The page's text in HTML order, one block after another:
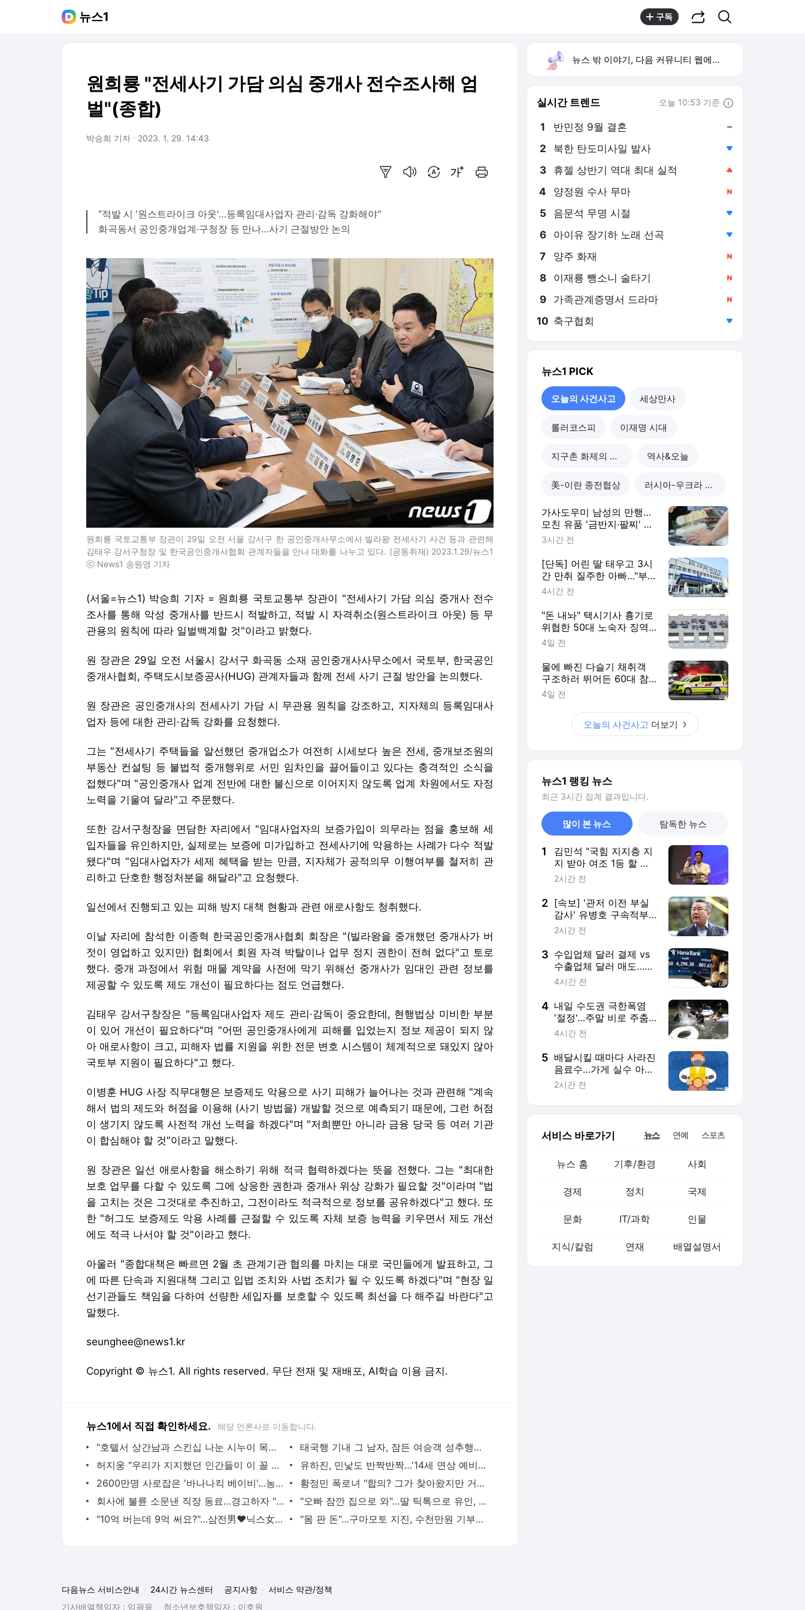
뉴스1 구독
원희룡 "전세사기 가담 의심 중개사 전수조사해 엄
벌"(종합)
박승희 기자 2023. 1. 29. 14:43
"적발 시 '원스트라이크 아웃'…등록임대사업자 관리·감독 강화해야"
화곡동서 공인중개업계·구청장 등 만나…사기 근절방안 논의
원희룡 국토교통부 장관이 29일 오전 서울 강서구 한 공인중개사무소에서 빌라왕 전세사기 사건 등과 관련해
김태우 강서구청장 및 한국공인중개사협회 관계자들을 만나 대화를 나누고 있다. (공동취재) 2023.1.29/뉴스1
ⓒ News1 송원영 기자
(서울=뉴스1) 박승희 기자 = 원희룡 국토교통부 장관이 "전세사기 가담 의심 중개사 전수
조사를 통해 악성 중개사를 반드시 적발하고, 적발 시 자격취소(원스트라이크 아웃) 등 무
관용의 원칙에 따라 일벌백계할 것"이라고 밝혔다.
원 장관은 29일 오전 서울시 강서구 화곡동 소재 공인중개사사무소에서 국토부, 한국공인
중개사협회, 주택도시보증공사(HUG) 관계자들과 함께 전세 사기 근절 방안을 논의했다.
원 장관은 공인중개사의 전세사기 가담 시 무관용 원칙을 강조하고, 지자체의 등록임대사
업자 등에 대한 관리·감독 강화를 요청했다.
그는 "전세사기 주택들을 알선했던 중개업소가 여전히 시세보다 높은 전세, 중개보조원의
부동산 컨설팅 등 불법적 중개행위로 서민 임차인을 끌어들이고 있다는 충격적인 소식을
접했다"며 "공인중개사 업계 전반에 대한 불신으로 이어지지 않도록 업계 차원에서도 자정
노력을 기울여 달라"고 주문했다.
또한 강서구청장을 면담한 자리에서 "임대사업자의 보증가입이 의무라는 점을 홍보해 세
입자들을 유인하지만, 실제로는 보증에 미가입하고 전세사기에 악용하는 사례가 다수 적발
됐다"며 "임대사업자가 세제 혜택을 받는 만큼, 지자체가 공적의무 이행여부를 철저히 관
리하고 단호한 행정처분을 해달라"고 요청했다.
일선에서 진행되고 있는 피해 방지 대책 현황과 관련 애로사항도 청취했다.
이날 자리에 참석한 이종혁 한국공인중개사협회 회장은 "(빌라왕을 중개했던 중개사가 버
젓이 영업하고 있지만) 협회에서 회원 자격 박탈이나 업무 정지 권한이 전혀 없다"고 토로
했다. 중개 과정에서 위험 매물 계약을 사전에 막기 위해선 중개사가 임대인 관련 정보를
제공할 수 있도록 제도 개선이 필요하다는 점도 언급했다.
김태우 강서구창장은 "등록임대사업자 제도 관리·감독이 중요한데, 현행법상 미비한 부분
이 있어 개선이 필요하다"며 "어떤 공인중개사에게 피해를 입었는지 정보 제공이 되지 않
아 애로사항이 크고, 피해자 법률 지원을 위한 전문 변호 시스템이 체계적으로 돼있지 않아
국토부 지원이 필요하다"고 했다.
이병훈 HUG 사장 직무대행은 보증제도 악용으로 사기 피해가 늘어나는 것과 관련해 "계속
해서 법의 제도와 허점을 이용해 (사기 방법을) 개발할 것으로 예측되기 때문에, 그런 허점
이 생기지 않도록 사전적 개선 노력을 하겠다"며 "저희뿐만 아니라 금융 당국 등 여러 기관
이 합심해야 할 것"이라고 말했다.
원 장관은 일선 애로사항을 해소하기 위해 적극 협력하겠다는 뜻을 전했다. 그는 "최대한
보호 업무를 다할 수 있도록 그에 상응한 권한과 중개사 위상 강화가 필요할 것"이라며 "법
을 고치는 것은 그것대로 추진하고, 그전이라도 적극적으로 정보를 공유하겠다"고 했다. 또
한 "허그도 보증제도 악용 사례를 근절할 수 있도록 자체 보증 능력을 키우면서 제도 개선
에도 적극 나서야 할 것"이라고 했다.
아울러 "종합대책은 빠르면 2월 초 관계기관 협의를 마치는 대로 국민들에게 발표하고, 그
에 따른 단속과 지원대책 그리고 입법 조치와 사법 조치가 될 수 있도록 하겠다"며 "현장 일
선기관들도 책임을 다하여 선량한 세입자를 보호할 수 있도록 최선을 다 해주길 바란다"고
말했다.
seunghee@news1.kr
Copyright © 뉴스1. All rights reserved. 무단 전재 및 재배포, AI학습 이용 금지.
뉴스1에서 직접 확인하세요. 해당 언론사로 이동합니다.
"호텔서 상간남과 스킨십 나눈 시누이 목격…제 남편이 입 다물라 하네요"
태국행 기내 그 남자, 잠든 여승객 성추행…"바지에 체액까지 묻었다"
허지웅 "우리가 지지했던 인간들이 이 꼴 만들어"…형소법 개정안에 발끈
유하진, 민낯도 반짝반짝…'14세 연상 예비남편' 강균성이 반한 청순 미모 [N샷]
2600만명 사로잡은 '바나나킥 베이비'…농심의 깜짝 선물
황정민 폭로녀 "합의? 그가 찾아왔지만 거절…허위 주장 다 밝힐 수 있다"
회사에 불륜 소문낸 직장 동료…경고하자 "사모님께도 말씀드리겠다"
"오빠 잠깐 집으로 와"…딸 틱톡으로 유인, 성폭행 복수한 아빠
"10억 버는데 9억 써요?"…삼전男♥닉스女 3:3 단체소개팅 예능 화제
"몸 판 돈"…구마모토 지진, 수천만원 기부하고 비난받은 성인물 배우
뉴스 밖 이야기, 다음 커뮤니티 웹에서 보기
실시간 트렌드 오늘 10:53 기준
1 반민정 9월 결혼
2 북한 탄도미사일 발사
3 휴젤 상반기 역대 최대 실적
4 양정원 수사 무마
5 음문석 무명 시절
6 아이유 장기하 노래 선곡
7 양주 화재
8 이재룡 뺑소니 술타기
9 가족관계증명서 드라마
10 축구협회
뉴스1 PICK
오늘의 사건사고 세상만사
롤러코스피 이재명 시대
지구촌 화제의 뉴스 역사&오늘
美-이란 종전협상 러시아-우크라 전쟁
가사도우미 남성의 만행…
모친 유품 '금반지·팔찌' 녹
여 팔았다
3시간 전
[단독] 어린 딸 태우고 3시
간 만취 질주한 아빠…"부
부싸움 뒤 홧김에"
4시간 전
"돈 내놔" 택시기사 흉기로
위협한 50대 노숙자 징역
2년
4일 전
물에 빠진 다슬기 채취객
구조하러 뛰어든 60대 참
변…익수자는 회복
4일 전
오늘의 사건사고 더보기
뉴스1 랭킹 뉴스
최근 3시간 집계 결과입니다.
많이 본 뉴스 탐독한 뉴스
1
김민석 "국힘 지지층 지
지 받아 여조 1등 할 생
각 1도 없어"(종합)
2시간 전
2 [속보] '관저 이전 부실
감사' 유병호 구속적부
심 기각
2시간 전
3 수입업체 달러 결제 vs
수출업체 달러 매도…환
율 1420원대 공방(종합)
4시간 전
4 내일 수도권 극한폭염
'절정'…주말 비로 주춤,
다음주도 36도 '찜통'
4시간 전
5 배달시킬 때마다 사라진
음료수…가게 실수 아닌
아내의 '깜짝 배려'였다
2시간 전
서비스 바로가기 뉴스 연예 스포츠
뉴스 홈 기후/환경 사회
경제 정치 국제
문화 IT/과학 인물
지식/칼럼 연재 배열설명서
다음뉴스 서비스안내 24시간 뉴스센터 공지사항
서비스 약관/정책
기사배열책임자 : 임광욱
청소년보호책임자 : 이호원